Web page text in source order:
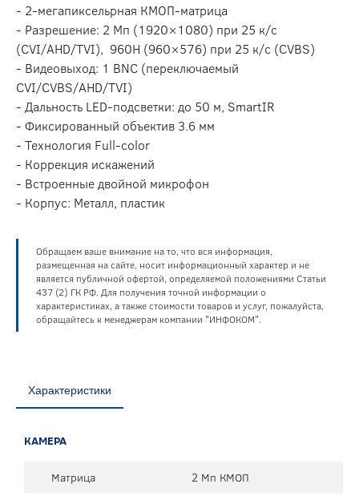
- 2-мегапиксельрная КМОП-матрица
- Разрешение: 2 Мп (1920×1080) при 25 к/c
(CVI/AHD/TVI), 960H (960×576) при 25 к/с (CVBS)
- Видеовыход: 1 BNC (переключаемый
CVI/CVBS/AHD/TVI)
- Дальность LED-подсветки: до 50 м, SmartIR
- Фиксированный объектив 3.6 мм
- Технология Full-color
- Коррекция искажений
- Встроенные двойной микрофон
- Корпус: Металл, пластик
Обращаем ваше внимание на то, что вся информация,
размещенная на сайте, носит информационный характер и не
является публичной офертой, определяемой положениями Статьи
437 (2) ГК РФ. Для получения точной информации о
характеристиках, а также стоимости товаров и услуг, пожалуйста,
обращайтесь к менеджерам компании "ИНФОКОМ".
Характеристики
КАМЕРА
Матрица 2 Мп КМОП